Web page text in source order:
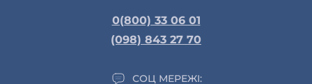
0(800) 33 06 01
(098) 843 27 70
СОЦ МЕРЕЖІ: